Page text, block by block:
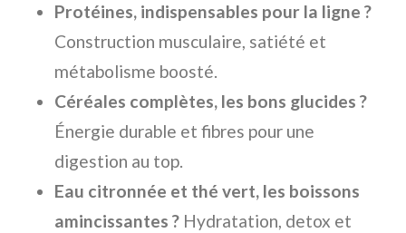
Protéines, indispensables pour la ligne ?
Construction musculaire, satiété et
métabolisme boosté.
Céréales complètes, les bons glucides ?
Énergie durable et fibres pour une
digestion au top.
Eau citronnée et thé vert, les boissons
amincissantes ? Hydratation, detox et